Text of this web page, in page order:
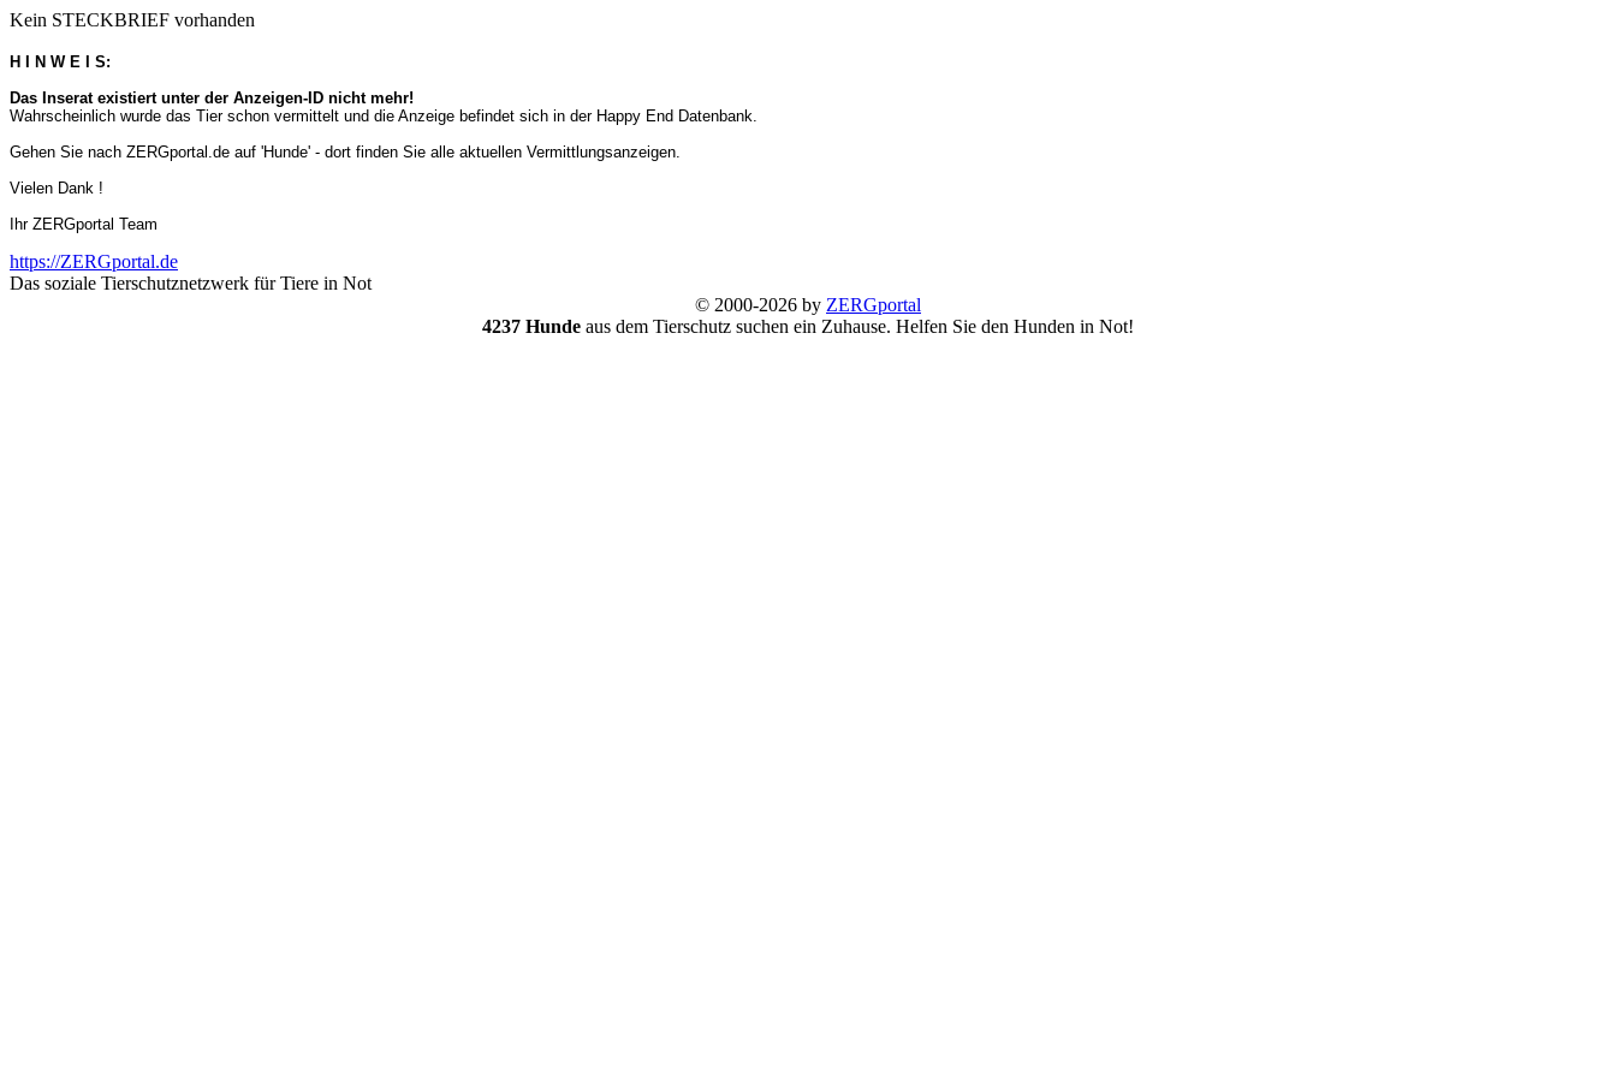
Kein STECKBRIEF vorhanden
H I N W E I S:
Das Inserat existiert unter der Anzeigen-ID nicht mehr!
Wahrscheinlich wurde das Tier schon vermittelt und die Anzeige befindet sich in der Happy End Datenbank.
Gehen Sie nach ZERGportal.de auf 'Hunde' - dort finden Sie alle aktuellen Vermittlungsanzeigen.
Vielen Dank !
Ihr ZERGportal Team
https://ZERGportal.de
Das soziale Tierschutznetzwerk für Tiere in Not
© 2000-2026 by ZERGportal
4237 Hunde aus dem Tierschutz suchen ein Zuhause. Helfen Sie den Hunden in Not!